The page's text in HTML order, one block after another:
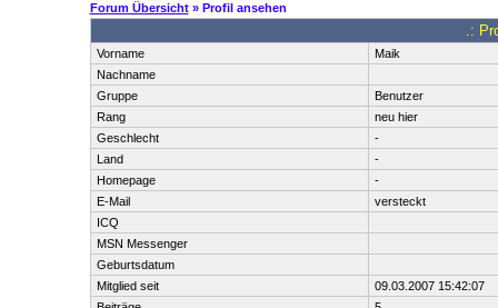
Forum Übersicht» Profil ansehen
.:
Vorname
Maik
Nachname
Gruppe
Benutzer
Rang
neu hier
Geschlecht
-
Land
-
Homepage
-
E-Mail
versteckt
ICQ
MSN Messenger
Geburtsdatum
Mitglied seit
09.03.2007 15:42:07